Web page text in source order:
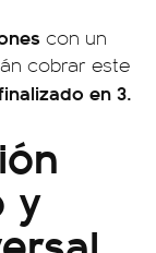
con un
cobrar este
en 3.
y